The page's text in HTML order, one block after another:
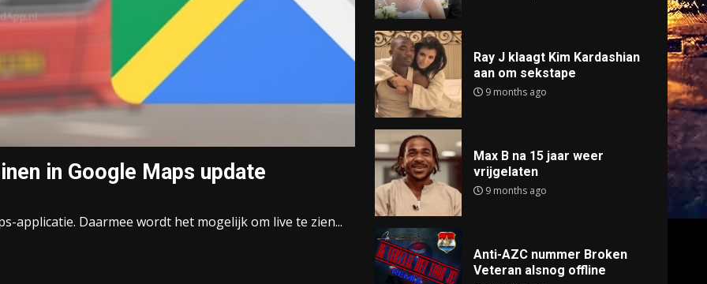
in Google Maps update
applicatie. Daarmee wordt het mogelijk om live te zien...
Ray J klaagt Kim Kardashian
aan om sekstape
9 months ago
Max B na 15 jaar weer
vrijgelaten
9 months ago
Anti-AZC nummer Broken
Veteran alsnog offline